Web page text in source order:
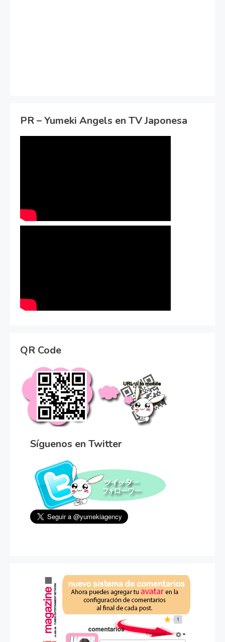
PR – Yumeki Angels en TV Japonesa
QR Code
Síguenos en Twitter